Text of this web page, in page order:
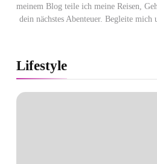
meinem Blog teile ich meine Reisen,
dein nächstes Abenteuer. Begleite
Lifestyle